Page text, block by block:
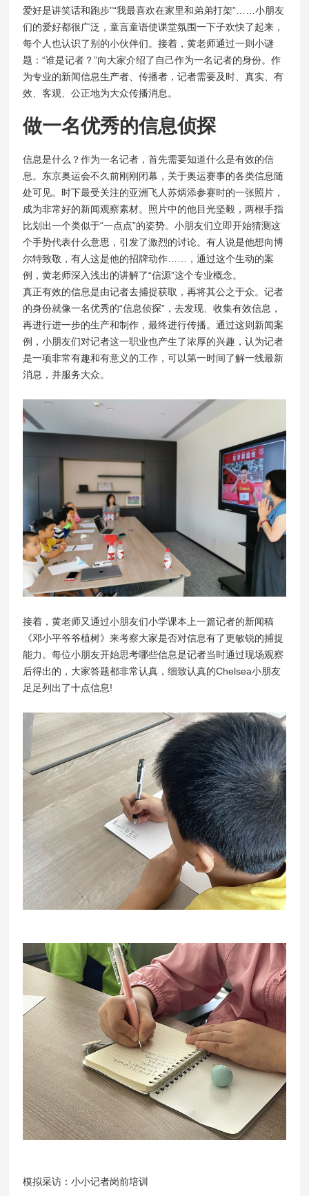
爱好是讲笑话和跑步”“我最喜欢在家里和弟弟打架”……小朋友
们的爱好都很广泛，童言童语使课堂氛围一下子欢快了起来，
每个人也认识了别的小伙伴们。接着，黄老师通过一则小谜
题：“谁是记者？”向大家介绍了自己作为一名记者的身份。作
为专业的新闻信息生产者、传播者，记者需要及时、真实、有
效、客观、公正地为大众传播消息。
做一名优秀的信息侦探
信息是什么？作为一名记者，首先需要知道什么是有效的信
息。东京奥运会不久前刚刚闭幕，关于奥运赛事的各类信息随
处可见。时下最受关注的亚洲飞人苏炳添参赛时的一张照片，
成为非常好的新闻观察素材。照片中的他目光坚毅，两根手指
比划出一个类似于“一点点”的姿势。小朋友们立即开始猜测这
个手势代表什么意思，引发了激烈的讨论。有人说是他想向博
尔特致敬，有人这是他的招牌动作……，通过这个生动的案
例，黄老师深入浅出的讲解了“信源”这个专业概念。
真正有效的信息是由记者去捕捉获取，再将其公之于众。记者
的身份就像一名优秀的“信息侦探”，去发现、收集有效信息，
再进行进一步的生产和制作，最终进行传播。通过这则新闻案
例，小朋友们对记者这一职业也产生了浓厚的兴趣，认为记者
是一项非常有趣和有意义的工作，可以第一时间了解一线最新
消息，并服务大众。
接着，黄老师又通过小朋友们小学课本上一篇记者的新闻稿
《邓小平爷爷植树》来考察大家是否对信息有了更敏锐的捕捉
能力。每位小朋友开始思考哪些信息是记者当时通过现场观察
后得出的，大家答题都非常认真，细致认真的Chelsea小朋友
足足列出了十点信息!
模拟采访：小小记者岗前培训